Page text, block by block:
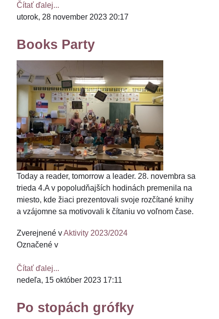
Čítať ďalej...
utorok, 28 november 2023 20:17
Books Party
Today a reader, tomorrow a leader. 28. novembra sa
trieda 4.A v popoludňajších hodinách premenila na
miesto, kde žiaci prezentovali svoje rozčítané knihy
a vzájomne sa motivovali k čítaniu vo voľnom čase.
Zverejnené vAktivity 2023/2024
Označené v
Čítať ďalej...
nedeľa, 15 október 2023 17:11
Po stopách grófky